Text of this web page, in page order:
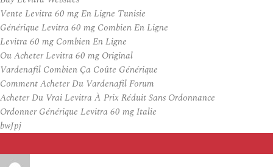
Vente Levitra 60 mg En Ligne Tunisie
Générique Levitra 60 mg Combien En Ligne
Levitra 60 mg Combien En Ligne
Ou Acheter Levitra 60 mg Original
Vardenafil Combien Ça Coûte Générique
Comment Acheter Du Vardenafil Forum
Acheter Du Vrai Levitra À Prix Réduit Sans Ordonnance
Ordonner Générique Levitra 60 mg Italie
bwJpj